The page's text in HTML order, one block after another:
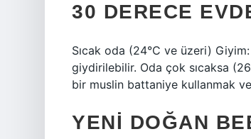
30 DERECE
Sıcak oda (24°C ve üzeri)
giydirilebilir. Oda çok sıcaksa
bir muslin battaniye kullanmak
YENI DOĞAN